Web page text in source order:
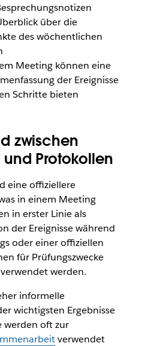
über die
des wöchentlichen
Meeting können eine
der Ereignisse
Schritte bieten
zwischen
Protokollen
eine offiziellere
in einem Meeting
in erster Linie als
der Ereignisse während
oder einer offiziellen
für Prüfungszwecke
werden.
informelle
wichtigsten Ergebnisse
werden oft zur
verwendet